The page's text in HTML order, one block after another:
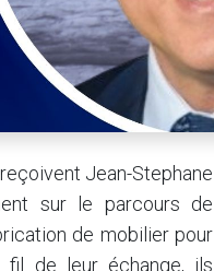
Jean-Stephane
sur le parcours de
de mobilier pour
fil de leur échange, ils